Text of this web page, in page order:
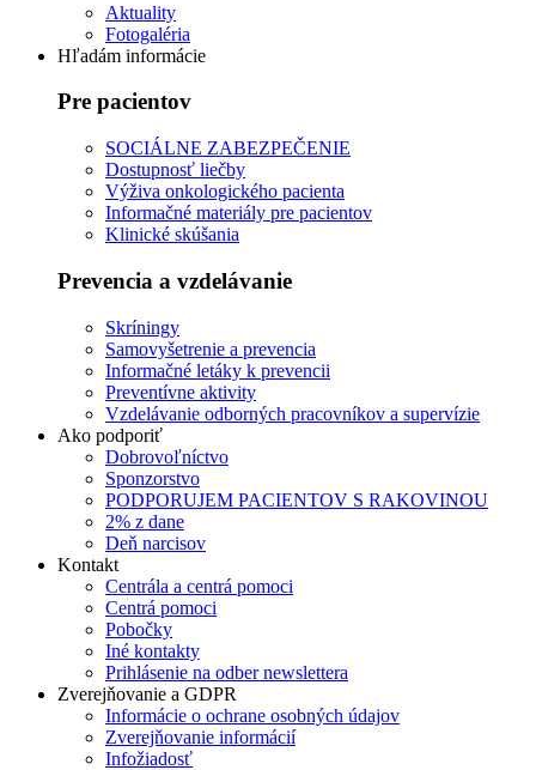
Aktuality
Fotogaléria
Hľadám informácie
Pre pacientov
SOCIÁLNE ZABEZPEČENIE
Dostupnosť liečby
Výživa onkologického pacienta
Informačné materiály pre pacientov
Klinické skúšania
Prevencia a vzdelávanie
Skríningy
Samovyšetrenie a prevencia
Informačné letáky k prevencii
Preventívne aktivity
Vzdelávanie odborných pracovníkov a supervízie
Ako podporiť
Dobrovoľníctvo
Sponzorstvo
PODPORUJEM PACIENTOV S RAKOVINOU
2% z dane
Deň narcisov
Kontakt
Centrála a centrá pomoci
Centrá pomoci
Pobočky
Iné kontakty
Prihlásenie na odber newslettera
Zverejňovanie a GDPR
Informácie o ochrane osobných údajov
Zverejňovanie informácií
Infožiadosť